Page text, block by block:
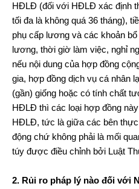
HĐLĐ (đối với HĐLĐ xác định
tối đa là không quá 36 tháng),
phụ cấp lương và các khoản
lương, thời giờ làm việc, nghỉ
nếu nội dung của hợp đồng
gia, hợp đồng dịch vụ cá nhân
(gần) giống hoặc có tính chất
HĐLĐ thì các loại hợp đồng
HĐLĐ, tức là giữa các bên
động chứ không phải là mối
túy được điều chỉnh bởi Luật
2. Rủi ro pháp lý nào đối với